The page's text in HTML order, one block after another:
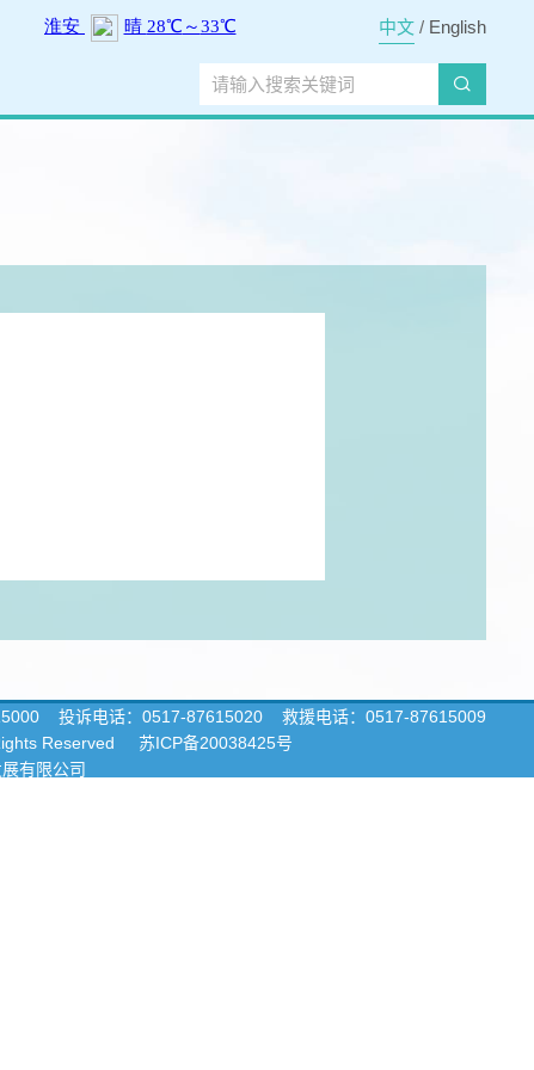
中文/ English
投诉电话：0517-87615020 救援电话：0517-87615009
Reserved
苏ICP备20038425号
有限公司